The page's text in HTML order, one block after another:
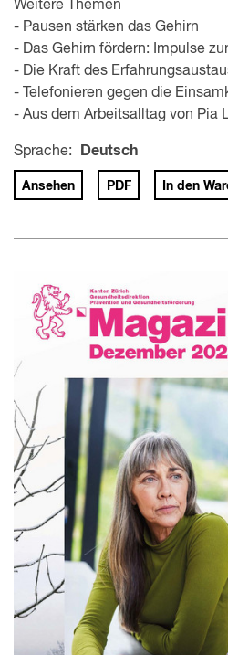
Weitere Themen
- Pausen stärken das Gehirn
- Das Gehirn fördern: Impulse
- Die Kraft des
- Telefonieren gegen die
- Aus dem Arbeitsalltag von Pia
Sprache: Deutsch
Ansehen PDF In den